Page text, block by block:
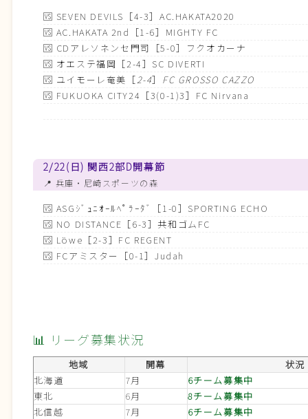
🆚 SEVEN DEVILS［4-3］AC.HAKATA2020
🆚 AC.HAKATA 2nd［1-6］MIGHTY FC
🆚 CDアレソネンセ門司［5-0］フクオカーナ
🆚 オエステ福岡［2-4］SC DIVERTI
🆚 ユイモーレ奄美 ［2-4］ FC GROSSO CAZZO
🆚 FUKUOKA CITY24［3(0-1)3］FC Nirvana
2/22(日) 関西2部D開幕節
📍 兵庫・尼崎スポーツの森
🆚 ASGｼﾞｭﾆｵｰﾙﾍﾟﾗｰﾀﾞ［1-0］SPORTING ECHO
🆚 NO DISTANCE［6-3］共和ゴムFC
🆚 Löwe［2-3］FC REGENT
🆚 FCアミスター［0-1］Judah
📊 リーグ募集状況
地域 開幕
状況
北海道
7月
6チーム募集中
東北
6月
8チーム募集中
北信越
7月
6チーム募集中